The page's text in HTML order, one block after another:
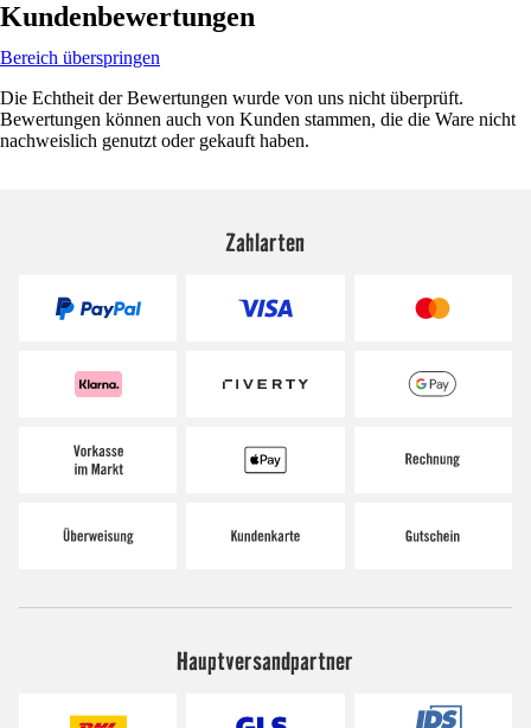
Kundenbewertungen
Bereich überspringen
Die Echtheit der Bewertungen wurde von uns nicht überprüft.
Bewertungen können auch von Kunden stammen, die die Ware nicht
nachweislich genutzt oder gekauft haben.
Zahlarten
Hauptversandpartner